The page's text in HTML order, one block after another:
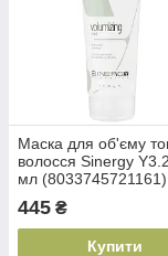
Маска для об'єму
волосся Sinergy
мл (8033745721161)
445 ₴
Купити